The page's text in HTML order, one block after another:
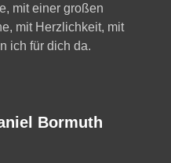
mit einer großen
mit Herzlichkeit, mit
ich für dich da.
Bormuth